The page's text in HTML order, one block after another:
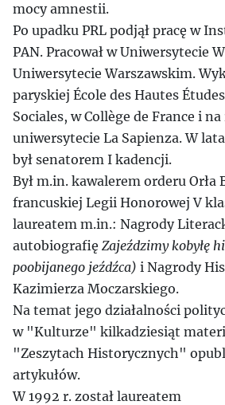
mocy amnestii.
Po upadku PRL podjął pracę w
PAN. Pracował w Uniwersytecie
Uniwersytecie Warszawskim.
paryskiej École des Hautes
Sociales, w Collège de France i
uniwersytecie La Sapienza. W
był senatorem I kadencji.
Był m.in. kawalerem orderu Orła
francuskiej Legii Honorowej V
laureatem m.in.: Nagrody
autobiografię Zajeździmy kobyłę
poobijanego jeźdźca) i Nagrody
Kazimierza Moczarskiego.
Na temat jego działalności
w "Kulturze" kilkadziesiąt
"Zeszytach Historycznych"
artykułów.
W 1992 r. został laureatem